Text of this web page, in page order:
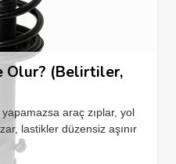
Olur? (Belirtiler,
araç zıplar, yol
lastikler düzensiz aşınır